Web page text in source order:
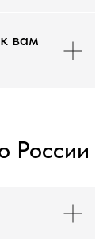
вам
России